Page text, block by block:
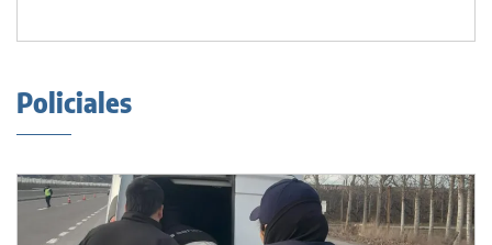
Policiales